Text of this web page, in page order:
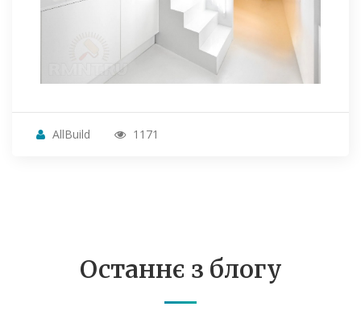
AllBuild 1171
Останнє з блогу